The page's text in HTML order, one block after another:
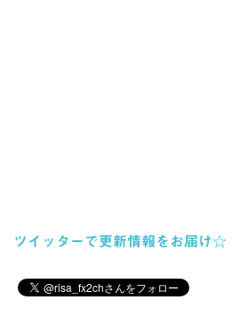
ツイッターで更新情報をお届け☆